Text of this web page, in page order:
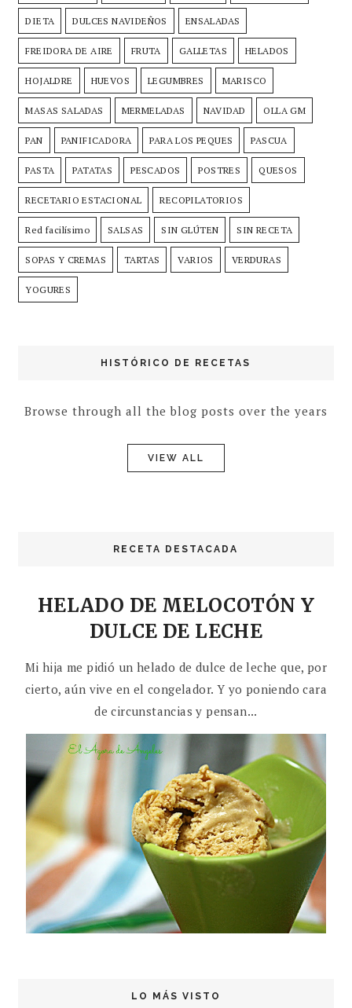
DIETA DULCES NAVIDEÑOS ENSALADAS
FREIDORA DE AIRE FRUTA GALLETAS HELADOS
HOJALDRE HUEVOS LEGUMBRES MARISCO
MASAS SALADAS MERMELADAS NAVIDAD OLLA GM
PAN PANIFICADORA PARA LOS PEQUES PASCUA
PASTA PATATAS PESCADOS POSTRES QUESOS
RECETARIO ESTACIONAL RECOPILATORIOS
Red facilísimo SALSAS SIN GLÚTEN SIN RECETA
SOPAS Y CREMAS TARTAS VARIOS VERDURAS
YOGURES
HISTÓRICO DE RECETAS
Browse through all the blog posts over the years
VIEW ALL
RECETA DESTACADA
HELADO DE MELOCOTÓN Y
DULCE DE LECHE
Mi hija me pidió un helado de dulce de leche que, por
cierto, aún vive en el congelador. Y yo poniendo cara
de circunstancias y pensan...
LO MÁS VISTO